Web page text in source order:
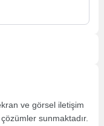
ve görsel iletişim
sunmaktadır.